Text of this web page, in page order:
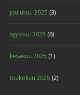
joulukuu 2025 (3)
syyskuu 2025 (6)
kesäkuu 2025 (1)
toukokuu 2025 (2)